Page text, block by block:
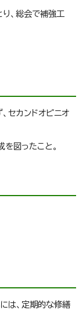
り、総会で補強工
セカンドオピニオ
図ったこと。
は、定期的な修繕